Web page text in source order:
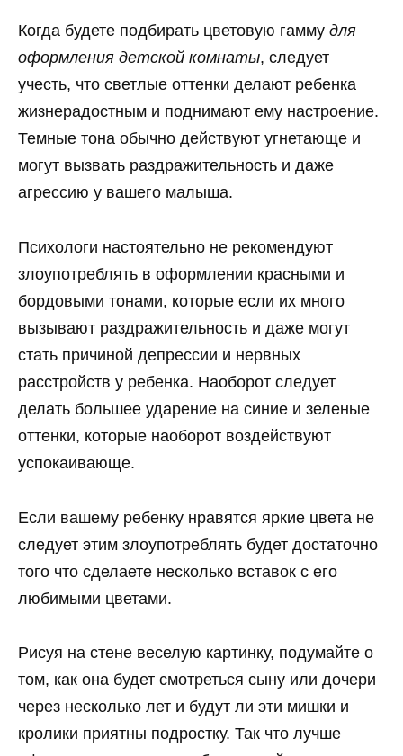
Когда будете подбирать цветовую гамму для
оформления детской комнаты, следует
учесть, что светлые оттенки делают ребенка
жизнерадостным и поднимают ему настроение.
Темные тона обычно действуют угнетающе и
могут вызвать раздражительность и даже
агрессию у вашего малыша.
Психологи настоятельно не рекомендуют
злоупотреблять в оформлении красными и
бордовыми тонами, которые если их много
вызывают раздражительность и даже могут
стать причиной депрессии и нервных
расстройств у ребенка. Наоборот следует
делать большее ударение на синие и зеленые
оттенки, которые наоборот воздействуют
успокаивающе.
Если вашему ребенку нравятся яркие цвета не
следует этим злоупотреблять будет достаточно
того что сделаете несколько вставок с его
любимыми цветами.
Рисуя на стене веселую картинку, подумайте о
том, как она будет смотреться сыну или дочери
через несколько лет и будут ли эти мишки и
кролики приятны подростку. Так что лучше